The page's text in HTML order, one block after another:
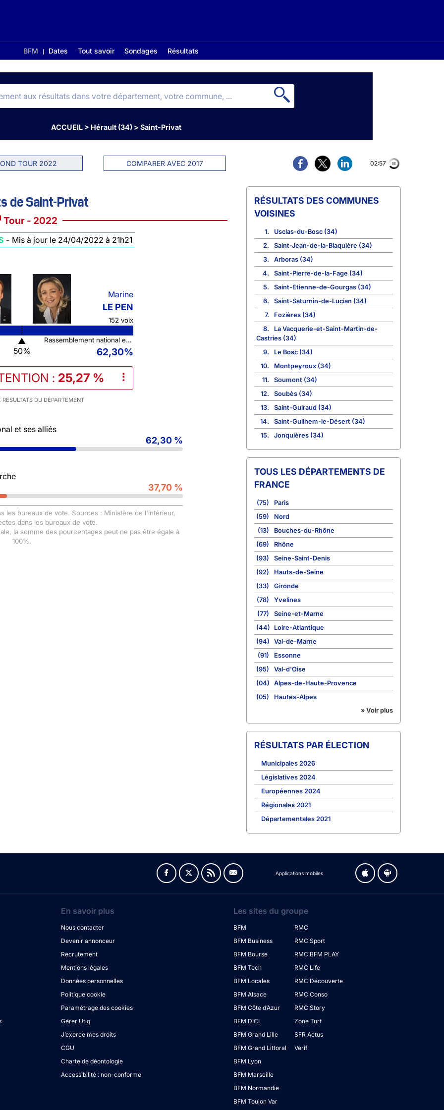
BFM Dates Tout savoir Sondages Résultats
ACCUEIL> Hérault (34)> Saint-Privat
TOUR 2022 COMPARER AVEC 2017 02:56
de Saint-Privat
Tour - 2022
- Mis à jour le 24/04/2022 à 21h21
Marine
LE PEN
152 voix
▲
50%
Rassemblement national et ses alliés
62,30%
: 25,27 % ⠇
RÉSULTATS DU DÉPARTEMENT
et ses alliés
62,30 %
37,70 %
les bureaux de vote. Sources : Ministère de l'intérieur,
dans les bureaux de vote.
la somme des pourcentages peut ne pas être égale à
100%.
COMMUNES
VOISINES
1.
Usclas-du-Bosc (34)
2.
Saint-Jean-de-la-Blaquière (34)
3.
Arboras (34)
4.
Saint-Pierre-de-la-Fage (34)
5.
Saint-Etienne-de-Gourgas (34)
6.
Saint-Saturnin-de-Lucian (34)
7.
Fozières (34)
8.
La Vacquerie-et-Saint-Martin-de-
Castries (34)
9.
Le Bosc (34)
10.
Montpeyroux (34)
11.
Soumont (34)
12.
Soubès (34)
13.
Saint-Guiraud (34)
14.
Saint-Guilhem-le-Désert (34)
15.
Jonquières (34)
TOUS LES DÉPARTEMENTS DE
FRANCE
(75)
Paris
(59)
Nord
(13)
Bouches-du-Rhône
(69)
Rhône
(93)
Seine-Saint-Denis
(92)
Hauts-de-Seine
(33)
Gironde
(78)
Yvelines
(77)
Seine-et-Marne
(44)
Loire-Atlantique
(94)
Val-de-Marne
(91)
Essonne
(95)
Val-d'Oise
(04)
Alpes-de-Haute-Provence
(05)
Hautes-Alpes
» Voir plus
RÉSULTATS PAR ÉLECTION
Municipales 2026
Législatives 2024
Européennes 2024
Régionales 2021
Départementales 2021
Applications mobiles
En savoir plus
Nous contacter
Devenir annonceur
Recrutement
Mentions légales
Données personnelles
Politique cookie
Paramétrage des cookies
Gérer Utiq
J’exerce mes droits
CGU
Charte de déontologie
Accessibilité : non-conforme
Les sites du groupe
BFM
BFM Business
BFM Bourse
BFM Tech
BFM Locales
BFM Alsace
BFM Côte d’Azur
BFM DICI
BFM Grand Lille
BFM Grand Littoral
BFM Lyon
BFM Marseille
BFM Normandie
BFM Toulon Var
RMC
RMC Sport
RMC BFM PLAY
RMC Life
RMC Découverte
RMC Conso
RMC Story
Zone Turf
SFR Actus
Verif